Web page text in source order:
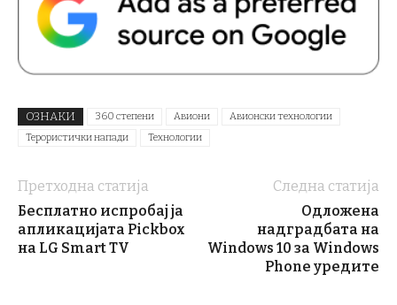
ОЗНАКИ 360 степени Авиони
Авионски технологии
Терористички напади
Технологии
Претходна статија
Бесплатно испробај ја
апликацијата Pickbox
на LG Smart TV
Следна статија
Одложена
надградбата на
Windows 10 за Windows
Phone уредите